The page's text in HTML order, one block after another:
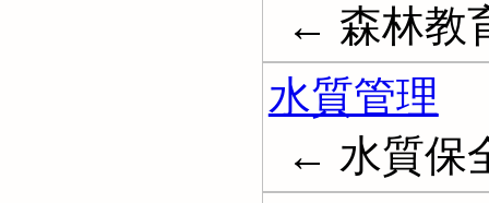
← 森林教
水質管理
← 水質保